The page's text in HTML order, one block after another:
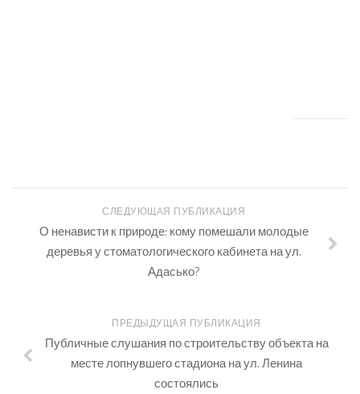
СЛЕДУЮЩАЯ ПУБЛИКАЦИЯ
О ненависти к природе: кому помешали молодые
деревья у стоматологического кабинета на ул.
Адасько?
ПРЕДЫДУЩАЯ ПУБЛИКАЦИЯ
Публичные слушания по строительству объекта на
месте лопнувшего стадиона на ул. Ленина
состоялись